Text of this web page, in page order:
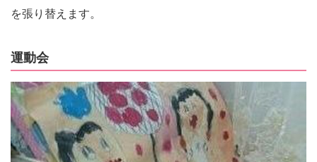
を張り替えます。
運動会